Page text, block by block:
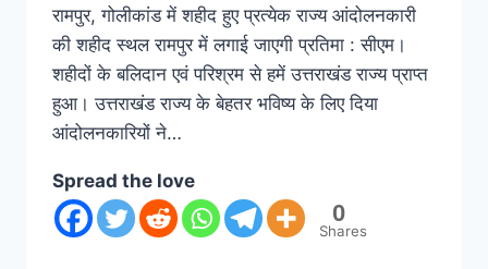
रामपुर, गोलीकांड में शहीद हुए प्रत्येक राज्य आंदोलनकारी
की शहीद स्थल रामपुर में लगाई जाएगी प्रतिमा : सीएम।
शहीदों के बलिदान एवं परिश्रम से हमें उत्तराखंड राज्य प्राप्त
हुआ। उत्तराखंड राज्य के बेहतर भविष्य के लिए दिया
आंदोलनकारियों ने…
Spread the love
0
Shares